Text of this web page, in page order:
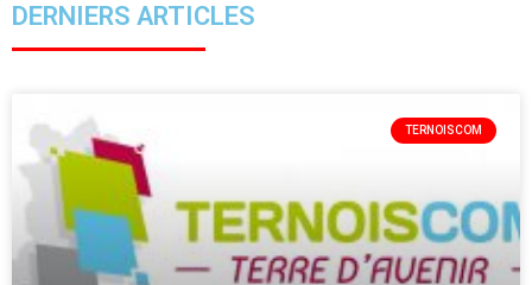
DERNIERS ARTICLES
TERNOISCOM